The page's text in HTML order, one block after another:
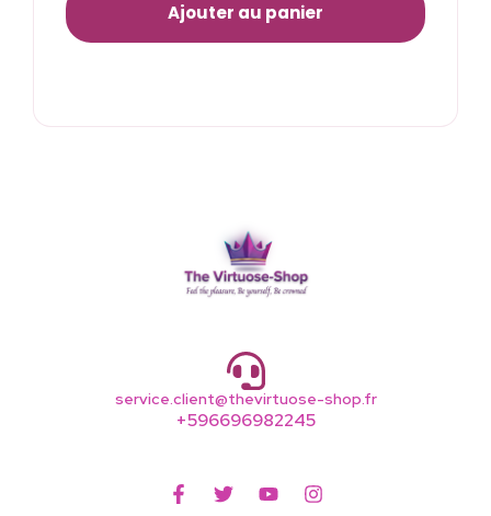
Ajouter au panier
service.client@thevirtuose-shop.fr
+596696982245